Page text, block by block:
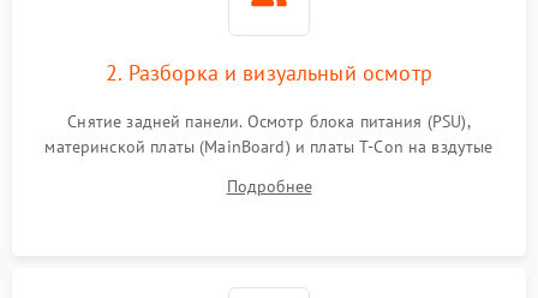
2. Разборка и визуальный осмотр
Снятие задней панели. Осмотр блока питания (PSU),
материнской платы (MainBoard) и платы T-Con на вздутые
Проверка надежности фиксации и целостности шлейфов.
Подробнее